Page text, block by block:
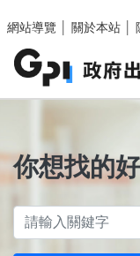
網站導覽
關於本站
你想找的